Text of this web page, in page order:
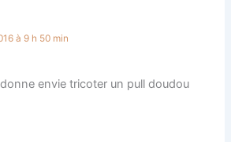
à 9 h 50 min
envie tricoter un pull doudou